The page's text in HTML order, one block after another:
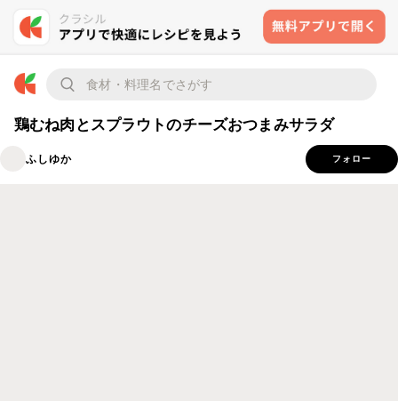
鶏むね肉とスプラウトのチーズおつまみサラダ
ふしゆか フォロー